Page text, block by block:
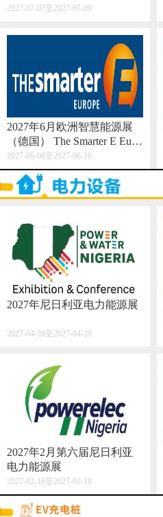
nergy Week
2027-07-07至2027-07-09
2027年6月欧洲智慧能源展
（德国） The Smarter E Euro
pe 2027
2027-06-08至2027-06-10
2027年尼日利亚电力能源展
2027-04-28至2027-04-29
2027年2月第六届尼日利亚
电力能源展
2027-02-16至2027-02-18